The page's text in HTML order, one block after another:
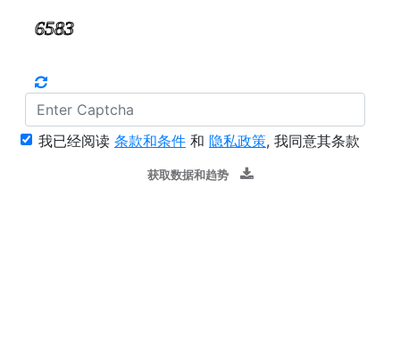
我已经阅读 条款和条件 和 隐私政策, 我同意其条款
获取数据和趋势